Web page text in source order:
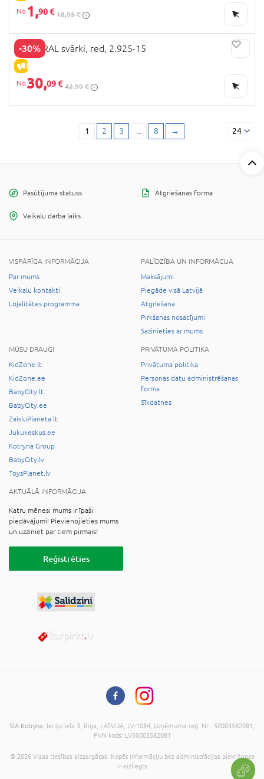
1,90 € 18,95 €
-30%
IZPĀRDOŠANA
MAYORAL svārki, red, 2.925-15
30,09 € 42,99 €
1 2 3 ... 8 → 24
Pasūtījuma statuss Atgriešanas forma
Veikalu darba laiks
VISPĀRĪGA INFORMĀCIJA
Par mums
Veikalu kontakti
Lojalitātes programma
PALĪDZĪBA UN INFORMĀCIJA
Maksājumi
Piegāde visā Latvijā
Atgriešana
Pirkšanas nosacījumi
Sazinieties ar mums
MŪSU DRAUGI
KidZone.lt
KidZone.ee
BabyCity.lt
BabyCity.ee
ZaisluPlaneta.lt
Jukukeskus.ee
Kotryna Group
BabyCity.lv
ToysPlanet.lv
PRIVĀTUMA POLITIKA
Privātuma politika
Personas datu administrēšanas
forma
Sīkdatnes
AKTUĀLĀ INFORMĀCIJA
Katru mēnesi mums ir īpaši
piedāvājumi! Pievienojieties mums
un uzziniet par tiem pirmais!
Reģistrēties
SIA Kotryna , Ieriķu iela 3, Riga, LATVIJA, LV-1084, Uzņēmuma reģ. Nr.: 50003582081,
PVN kods: LV50003582081
© 2026 Visas tiesības aizsargātas. Kopēt informāciju bez administrācijas piekrišanas
ir aizliegts